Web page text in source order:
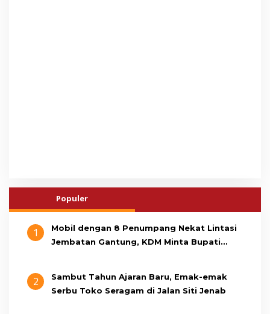
Populer
1
Mobil dengan 8 Penumpang Nekat Lintasi
Jembatan Gantung, KDM Minta Bupati
2
Sambut Tahun Ajaran Baru, Emak-emak
Serbu Toko Seragam di Jalan Siti Jenab